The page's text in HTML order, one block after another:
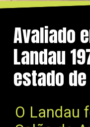
Avaliado
Landau
estado
O Landau